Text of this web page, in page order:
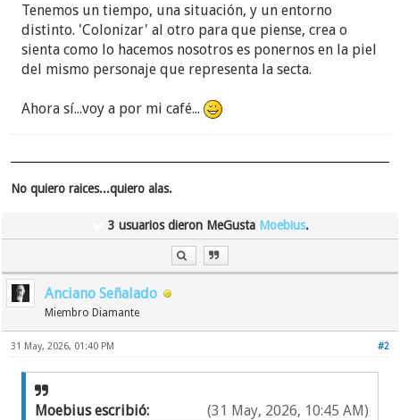
Tenemos un tiempo, una situación, y un entorno
distinto. 'Colonizar' al otro para que piense, crea o
sienta como lo hacemos nosotros es ponernos en la piel
del mismo personaje que representa la secta.
Ahora sí...voy a por mi café...
No quiero raices...quiero alas.
3 usuarios dieron MeGusta Moebius.
Anciano Señalado
Miembro Diamante
#2
31 May, 2026, 01:40 PM
(31 May, 2026, 10:45 AM)
Moebius escribió: